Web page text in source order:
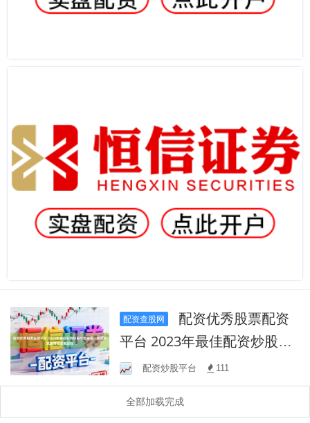
配资查股网
平台 2023年最佳配资炒股平
台排名，助您实现股市投资
高回报
配资炒股平台 111
全部加载完成